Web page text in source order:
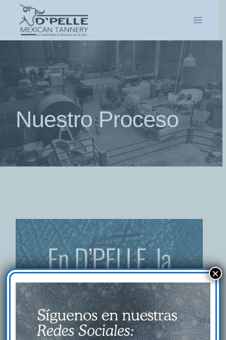
Saltar
contenido
Nuestro Proceso
En D’PELLE, la
creatividad la
llevamos en la piel.
×